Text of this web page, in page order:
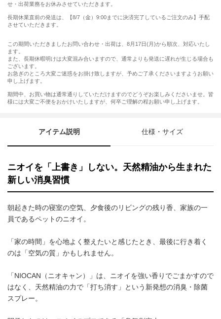
せ・出荷業務をお休みさせていただきます。
長期休業直前の発送は、【8/7（金）9:00までに決済完了しているご注文のみ】手配
させていただきます。
この期間いただきましたお問い合わせ・出荷は、8月17日(月)から順次、対応いたし
ます。
また、長期休暇明けは大変混み合いますので、通常よりも発送に遅れが生じる場合も
ございます。
お急ぎのところ大変ご迷惑をお掛け致しますが、予めご了承くださいますようお願い
申し上げます。
期間中、お買い物は通常通りしていただけますのでどうぞお楽しみくださいませ。皆
様には大変ご不便をおかけいたしますが、何卒ご理解の程お願い申し上げます。
アイテム説明 仕様・サイズ
ニオイを「上書き」しない。天然精油から生まれた
新しい消臭習慣
朝起きた時の寝室の空気、夕食後のリビングの残り香、家族の一
員であるペットのニオイ。
「家の時間」を心地よく整えたいと感じたとき、最後に行き着く
のは「空気の質」かもしれません。
「NIOCAN（ニオキャン）」は、ニオイを強い香りでごまかすので
はなく、天然精油の力で「打ち消す」という新発想の消臭・除菌
スプレー。